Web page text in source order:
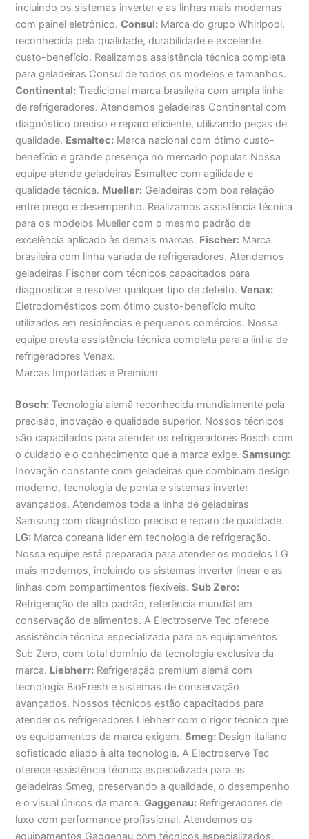
incluindo os sistemas inverter e as linhas mais modernas
com painel eletrônico.Consul: Marca do grupo Whirlpool,
reconhecida pela qualidade, durabilidade e excelente
custo-benefício. Realizamos assistência técnica completa
para geladeiras Consul de todos os modelos e tamanhos.
Continental: Tradicional marca brasileira com ampla linha
de refrigeradores. Atendemos geladeiras Continental com
diagnóstico preciso e reparo eficiente, utilizando peças de
qualidade. Esmaltec: Marca nacional com ótimo custo-
benefício e grande presença no mercado popular. Nossa
equipe atende geladeiras Esmaltec com agilidade e
qualidade técnica. Mueller: Geladeiras com boa relação
entre preço e desempenho. Realizamos assistência técnica
para os modelos Mueller com o mesmo padrão de
excelência aplicado às demais marcas. Fischer: Marca
brasileira com linha variada de refrigeradores. Atendemos
geladeiras Fischer com técnicos capacitados para
diagnosticar e resolver qualquer tipo de defeito.Venax:
Eletrodomésticos com ótimo custo-benefício muito
utilizados em residências e pequenos comércios. Nossa
equipe presta assistência técnica completa para a linha de
refrigeradores Venax.
Marcas Importadas e Premium
Bosch: Tecnologia alemã reconhecida mundialmente pela
precisão, inovação e qualidade superior. Nossos técnicos
são capacitados para atender os refrigeradores Bosch com
o cuidado e o conhecimento que a marca exige.Samsung:
Inovação constante com geladeiras que combinam design
moderno, tecnologia de ponta e sistemas inverter
avançados. Atendemos toda a linha de geladeiras
Samsung com diagnóstico preciso e reparo de qualidade.
LG: Marca coreana líder em tecnologia de refrigeração.
Nossa equipe está preparada para atender os modelos LG
mais modernos, incluindo os sistemas inverter linear e as
linhas com compartimentos flexíveis.Sub Zero:
Refrigeração de alto padrão, referência mundial em
conservação de alimentos. A Electroserve Tec oferece
assistência técnica especializada para os equipamentos
Sub Zero, com total domínio da tecnologia exclusiva da
marca. Liebherr: Refrigeração premium alemã com
tecnologia BioFresh e sistemas de conservação
avançados. Nossos técnicos estão capacitados para
atender os refrigeradores Liebherr com o rigor técnico que
os equipamentos da marca exigem.Smeg: Design italiano
sofisticado aliado à alta tecnologia. A Electroserve Tec
oferece assistência técnica especializada para as
geladeiras Smeg, preservando a qualidade, o desempenho
e o visual únicos da marca.Gaggenau: Refrigeradores de
luxo com performance profissional. Atendemos os
equipamentos Gaggenau com técnicos especializados,